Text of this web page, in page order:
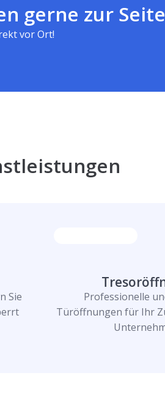
gerne zur
vor Ort!
Sie
Professionelle
Türöffnungen für Ihr